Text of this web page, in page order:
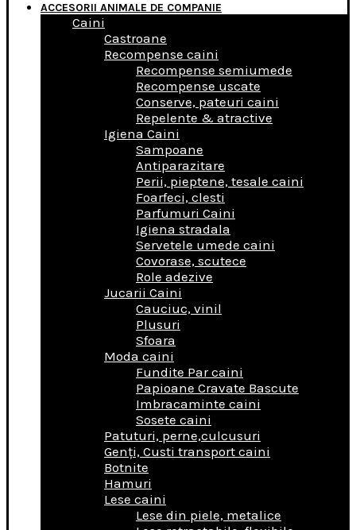
ACCESORII ANIMALE DE COMPANIE
Caini
Castroane
Recompense caini
Recompense semiumede
Recompense uscate
Conserve, pateuri caini
Repelente & atractive
Igiena Caini
Sampoane
Antiparazitare
Perii, pieptene, tesale caini
Foarfeci, clesti
Parfumuri Caini
Igiena stradala
Servetele umede caini
Covorase, scutece
Role adezive
Jucarii Caini
Cauciuc, vinil
Plusuri
Sfoara
Moda caini
Fundite Par caini
Papioane Cravate Bascute
Imbracaminte caini
Sosete caini
Patuturi, perne,culcusuri
Genţi, Custi transport caini
Botnite
Hamuri
Lese caini
Lese din piele, metalice